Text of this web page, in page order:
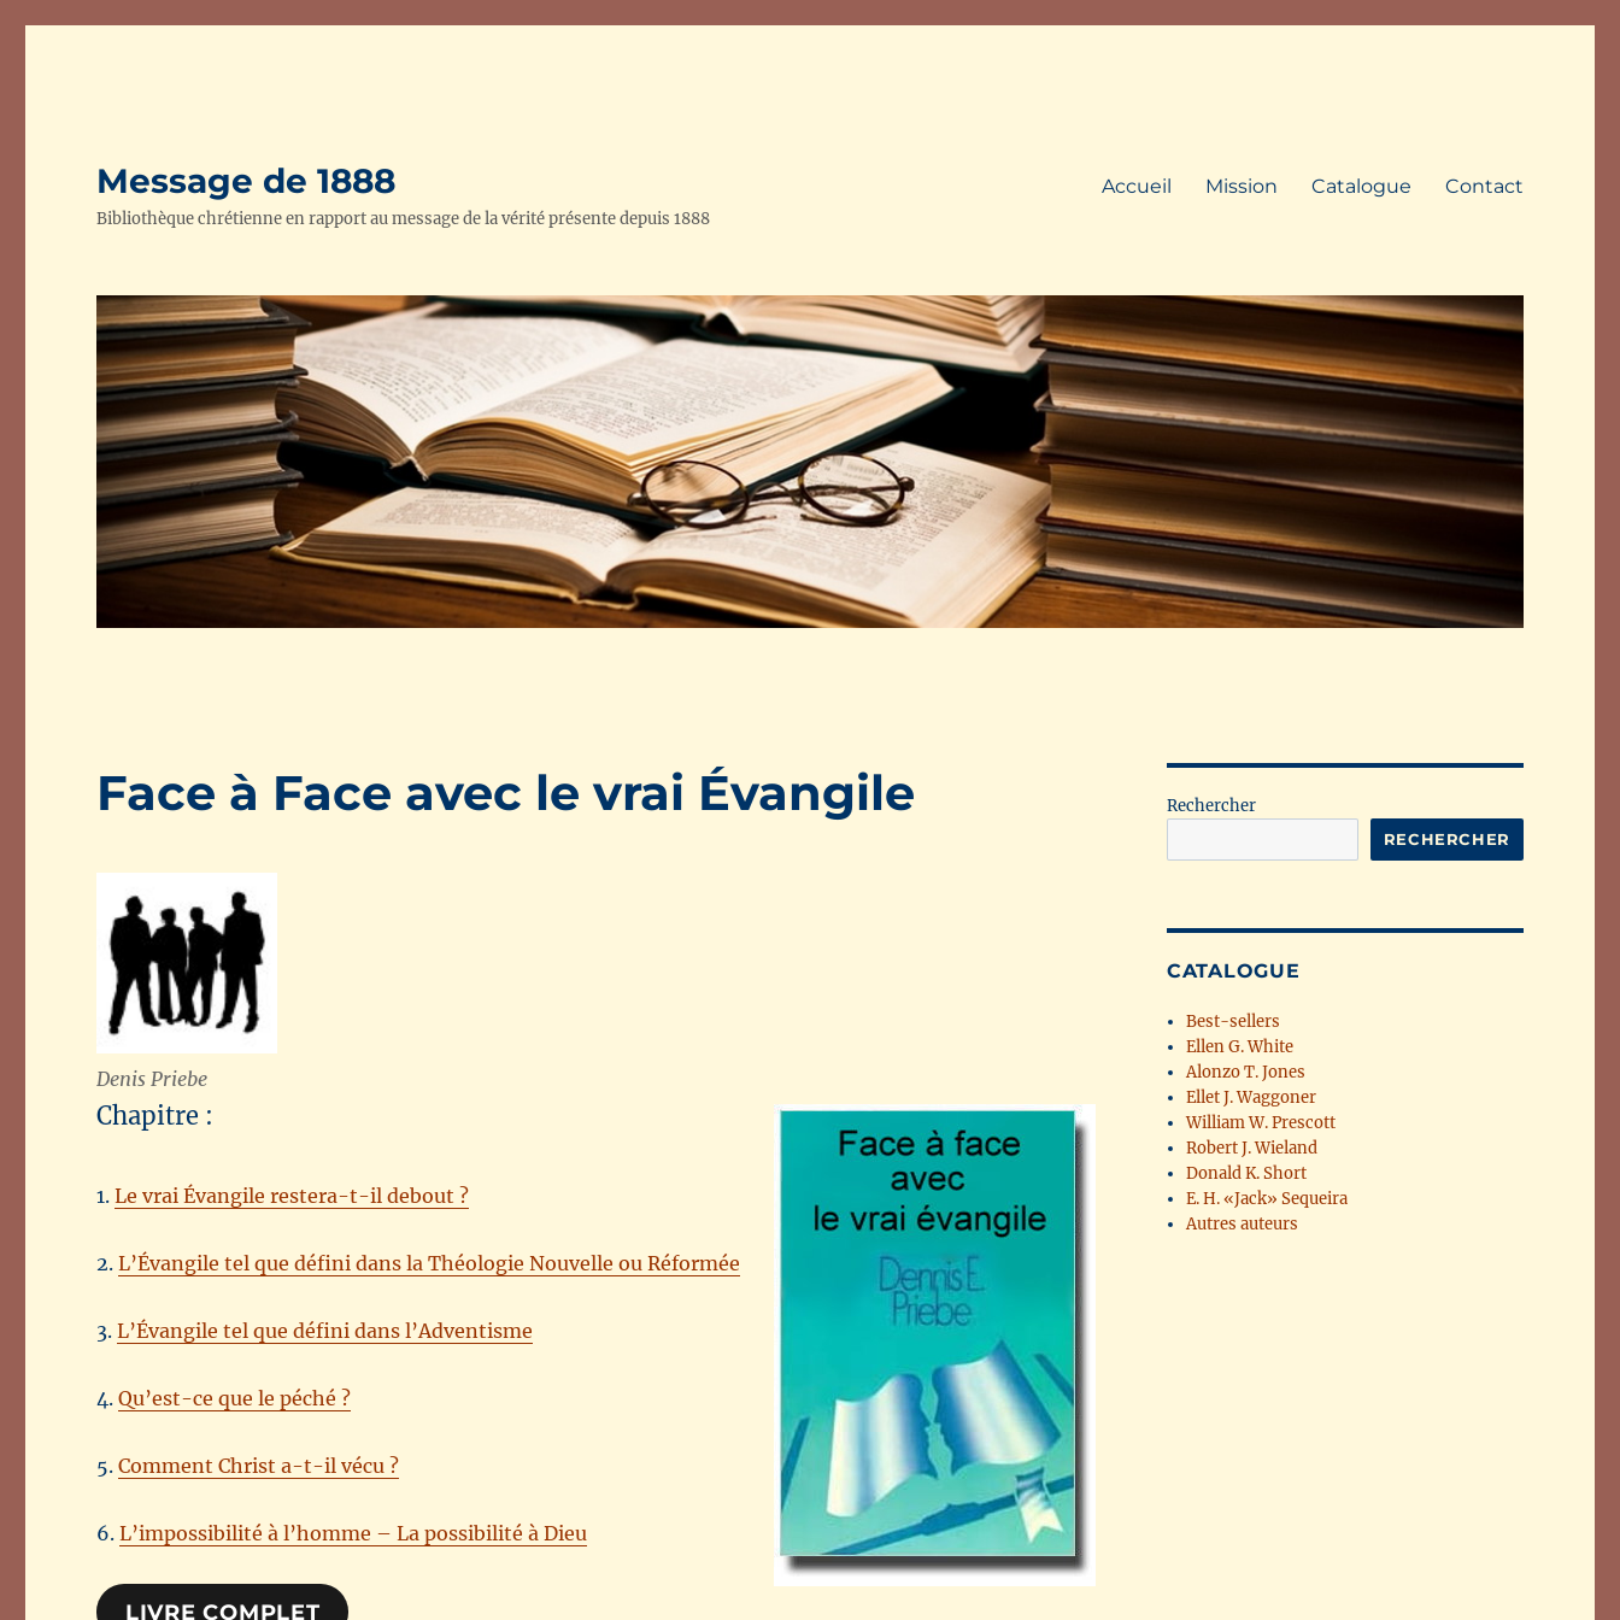
Message de 1888
Bibliothèque chrétienne en rapport au message de la vérité présente depuis 1888
Accueil Mission Catalogue Contact
Face à Face avec le vrai Évangile
Denis Priebe
Chapitre :
1.Le vrai Évangile restera-t-il debout ?
2.L’Évangile tel que défini dans la Théologie Nouvelle ou Réformée
3.L’Évangile tel que défini dans l’Adventisme
4.Qu’est-ce que le péché ?
5.Comment Christ a-t-il vécu ?
6.L’impossibilité à l’homme – La possibilité à Dieu
LIVRE COMPLET
Rechercher
RECHERCHER
CATALOGUE
Best-sellers
Ellen G. White
Alonzo T. Jones
Ellet J. Waggoner
William W. Prescott
Robert J. Wieland
Donald K. Short
E. H. «Jack» Sequeira
Autres auteurs